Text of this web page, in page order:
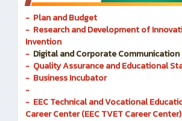
- Plan and Budget
- Research and Development of
Invention
- Digital and Corporate Communication
- Quality Assurance and Educational
- Business Incubator
-
- EEC Technical and Vocational
Career Center (EEC TVET Career Center)